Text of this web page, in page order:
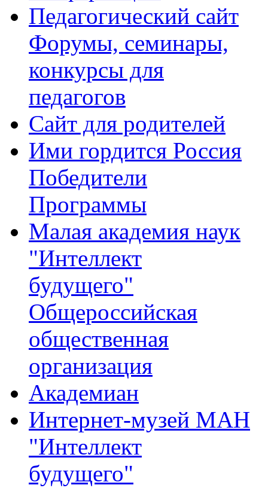
Педагогический сайт
Форумы, семинары,
конкурсы для
педагогов
Сайт для родителей
Ими гордится Россия
Победители
Программы
Малая академия наук
"Интеллект
будущего"
Общероссийская
общественная
организация
Академиан
Интернет-музей МАН
"Интеллект
будущего"